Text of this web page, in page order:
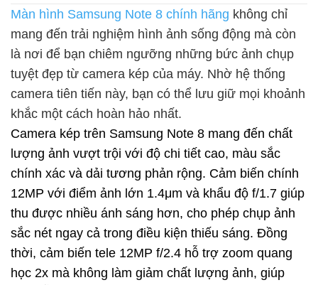
Màn hình Samsung Note 8 chính hãng không chỉ
mang đến trải nghiệm hình ảnh sống động mà còn
là nơi để bạn chiêm ngưỡng những bức ảnh chụp
tuyệt đẹp từ camera kép của máy. Nhờ hệ thống
camera tiên tiến này, bạn có thể lưu giữ mọi khoảnh
khắc một cách hoàn hảo nhất.
Camera kép trên Samsung Note 8 mang đến chất
lượng ảnh vượt trội với độ chi tiết cao, màu sắc
chính xác và dải tương phản rộng. Cảm biến chính
12MP với điểm ảnh lớn 1.4μm và khẩu độ f/1.7 giúp
thu được nhiều ánh sáng hơn, cho phép chụp ảnh
sắc nét ngay cả trong điều kiện thiếu sáng. Đồng
thời, cảm biến tele 12MP f/2.4 hỗ trợ zoom quang
học 2x mà không làm giảm chất lượng ảnh, giúp